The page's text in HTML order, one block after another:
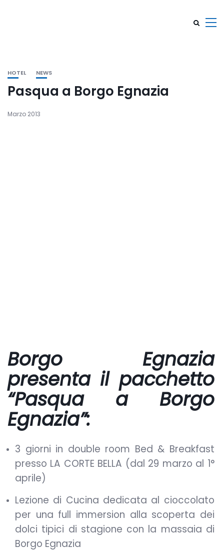
HOTEL NEWS
Pasqua a Borgo Egnazia
Marzo 2013
Borgo Egnazia
presenta il pacchetto
“Pasqua a Borgo
Egnazia”:
3 giorni in double room Bed & Breakfast
presso LA CORTE BELLA (dal 29 marzo al 1°
aprile)
Lezione di Cucina dedicata al cioccolato
per una full immersion alla scoperta dei
dolci tipici di stagione con la massaia di
Borgo Egnazia